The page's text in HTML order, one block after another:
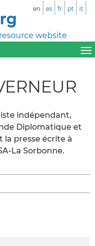
website
en es fr pt it
indépendant,
Diplomatique et
la presse écrite à
La Sorbonne.